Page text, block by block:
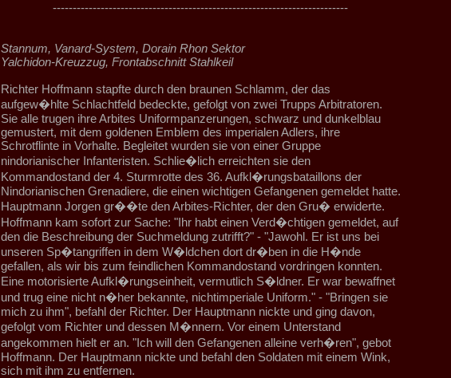
--------------------------------------------------------------------------
Stannum, Vanard-System, Dorain Rhon Sektor
Yalchidon-Kreuzzug, Frontabschnitt Stahlkeil
Richter Hoffmann stapfte durch den braunen Schlamm, der das
aufgew�hlte Schlachtfeld bedeckte, gefolgt von zwei Trupps Arbitratoren.
Sie alle trugen ihre Arbites Uniformpanzerungen, schwarz und dunkelblau
gemustert, mit dem goldenen Emblem des imperialen Adlers, ihre
Schrotflinte in Vorhalte. Begleitet wurden sie von einer Gruppe
nindorianischer Infanteristen. Schlie�lich erreichten sie den
Kommandostand der 4. Sturmrotte des 36. Aufkl�rungsbataillons der
Nindorianischen Grenadiere, die einen wichtigen Gefangenen gemeldet hatte.
Hauptmann Jorgen gr��te den Arbites-Richter, der den Gru� erwiderte.
Hoffmann kam sofort zur Sache: "Ihr habt einen Verd�chtigen gemeldet, auf
den die Beschreibung der Suchmeldung zutrifft?" - "Jawohl. Er ist uns bei
unseren Sp�tangriffen in dem W�ldchen dort dr�ben in die H�nde
gefallen, als wir bis zum feindlichen Kommandostand vordringen konnten.
Eine motorisierte Aufkl�rungseinheit, vermutlich S�ldner. Er war bewaffnet
und trug eine nicht n�her bekannte, nichtimperiale Uniform." - "Bringen sie
mich zu ihm", befahl der Richter. Der Hauptmann nickte und ging davon,
gefolgt vom Richter und dessen M�nnern. Vor einem Unterstand
angekommen hielt er an. "Ich will den Gefangenen alleine verh�ren", gebot
Hoffmann. Der Hauptmann nickte und befahl den Soldaten mit einem Wink,
sich mit ihm zu entfernen.